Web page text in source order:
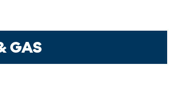
GAS